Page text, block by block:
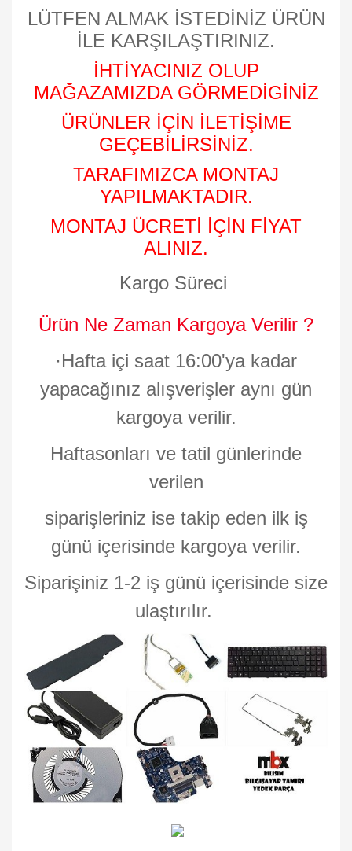
LÜTFEN ALMAK İSTEDİNİZ ÜRÜN
İLE KARŞILAŞTIRINIZ.
İHTİYACINIZ OLUP
MAĞAZAMIZDA GÖRMEDİGİNİZ
ÜRÜNLER İÇİN İLETİŞİME
GEÇEBİLİRSİNİZ.
TARAFIMIZCA MONTAJ
YAPILMAKTADIR.
MONTAJ ÜCRETİ İÇİN FİYAT
ALINIZ.
Kargo Süreci
Ürün Ne Zaman Kargoya Verilir ?
·Hafta içi saat 16:00'ya kadar
yapacağınız alışverişler aynı gün
kargoya verilir.
Haftasonları ve tatil günlerinde
verilen
siparişleriniz ise takip eden ilk iş
günü içerisinde kargoya verilir.
Siparişiniz 1-2 iş günü içerisinde size
ulaştırılır.